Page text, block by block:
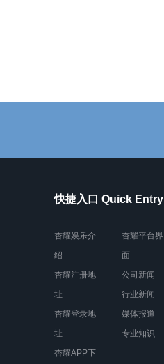
快捷入口 Quick Entry
杏耀娱乐介
绍
杏耀注册地
址
杏耀登录地
址
杏耀APP下
杏耀平台界
面
公司新闻
行业新闻
媒体报道
专业知识